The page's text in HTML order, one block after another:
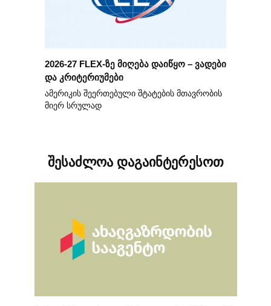
2026-27 FLEX-ზე მიღება დაიწყო – ვადები
და კრიტერიუმები
ამერიკის შეერთებული შტატების მთავრობის
მიერ სრულად
შესაძლოა დაგაინტერესოთ